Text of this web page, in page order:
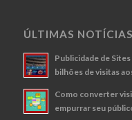
ÚLTIMAS NOTÍCIAS
Publicidade de
bilhões de visitas
Como converter
empurrar seu